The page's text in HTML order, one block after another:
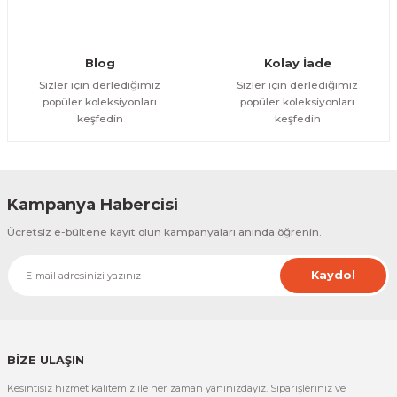
Blog
Sizler için derlediğimiz
popüler koleksiyonları
keşfedin
Kolay İade
Sizler için derlediğimiz
popüler koleksiyonları
keşfedin
Kampanya Habercisi
Ücretsiz e-bültene kayıt olun kampanyaları anında öğrenin.
Kaydol
BİZE ULAŞIN
Kesintisiz hizmet kalitemiz ile her zaman yanınızdayız. Siparişleriniz ve